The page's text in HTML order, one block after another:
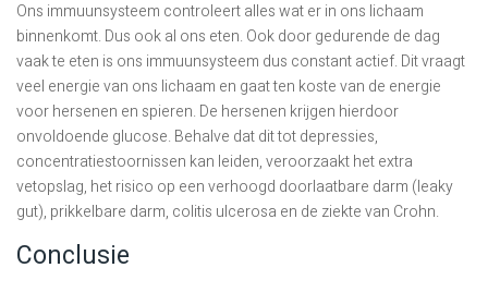
Ons immuunsysteem controleert alles wat er in ons lichaam
binnenkomt. Dus ook al ons eten. Ook door gedurende de dag
vaak te eten is ons immuunsysteem dus constant actief. Dit vraagt
veel energie van ons lichaam en gaat ten koste van de energie
voor hersenen en spieren. De hersenen krijgen hierdoor
onvoldoende glucose. Behalve dat dit tot depressies,
concentratiestoornissen kan leiden, veroorzaakt het extra
vetopslag, het risico op een verhoogd doorlaatbare darm (leaky
gut), prikkelbare darm, colitis ulcerosa en de ziekte van Crohn.
Conclusie